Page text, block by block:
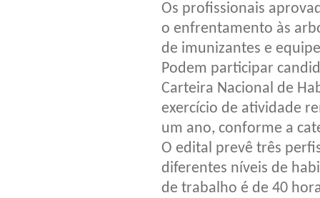
Os profissionais
o enfrentamento às
de imunizantes e
Podem participar
Carteira Nacional de
exercício de atividade
um ano, conforme a
O edital prevê três
diferentes níveis de
de trabalho é de 40